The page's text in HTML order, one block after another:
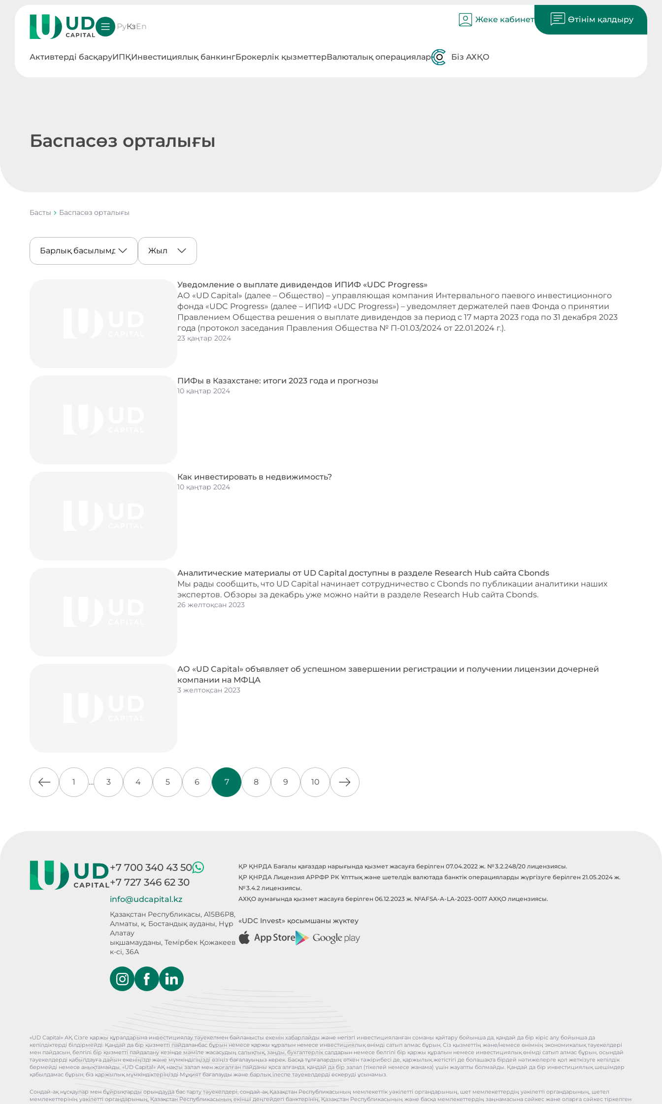
РуКзEn
Жеке кабинет Өтінім қалдыру
Активтерді басқаруИПҚИнвестициялық банкингБрокерлік қызметтерВалюталық операциялар Біз АХҚО
Баспасөз орталығы
Басты Баспасөз орталығы
Уведомление о выплате дивидендов ИПИФ «UDC Progress»
АО «UD Capital» (далее – Общество) – управляющая компания Интервального паевого инвестиционного
фонда «UDC Progress» (далее – ИПИФ «UDC Progress») – уведомляет держателей паев Фонда о принятии
Правлением Общества решения о выплате дивидендов за период с 17 марта 2023 года по 31 декабря 2023
года (протокол заседания Правления Общества № П-01.03/2024 от 22.01.2024 г.).
23 қаңтар 2024
ПИФы в Казахстане: итоги 2023 года и прогнозы
10 қаңтар 2024
Как инвестировать в недвижимость?
10 қаңтар 2024
Аналитические материалы от UD Capital доступны в разделе Research Hub сайта Cbonds
Мы рады сообщить, что UD Capital начинает сотрудничество с Cbonds по публикации аналитики наших
экспертов. Обзоры за декабрь уже можно найти в разделе Research Hub сайта Cbonds.
26 желтоқсан 2023
АО «UD Capital» объявляет об успешном завершении регистрации и получении лицензии дочерней
компании на МФЦА
3 желтоқсан 2023
1 … 3 4 5 6 7 8 9 10
+7 700 340 43 50
+7 727 346 62 30
info@udcapital.kz
Қазақстан Республикасы, A15B6P8,
Алматы, қ. Бостандық ауданы, Нұр
Алатау
ықшамауданы, Темірбек Қожакеев
к-сі, 36А
ҚР ҚНРДА Бағалы қағаздар нарығында қызмет жасауға берілген 07.04.2022 ж. № 3.2.248/20 лицензиясы.
ҚР ҚНРДА Лицензия АРРФР РК Ұлттық және шетелдік валютада банктік операцияларды жүргізуге берілген 21.05.2024 ж.
№ 3.4.2 лицензиясы.
АХҚО аумағында қызмет жасауға берілген 06.12.2023 ж. №AFSA-A-LA-2023-0017 АХҚО лицензиясы.
«UDC Invest» қосымшаны жүктеу
«UD Capital» АҚ Сізге қаржы құралдарына инвестициялау тәуекелмен байланысты екенін хабарлайды және негізгі инвестицияланған соманы қайтару бойынша да, қандай да бір кіріс алу бойынша да
кепілдіктерді білдірмейді. Қандай да бір қызметті пайдаланбас бұрын немесе қаржы құралын немесе инвестициялық өнімді сатып алмас бұрын, Сіз қызметтің және/немесе өнімнің экономикалық тәуекелдері
мен пайдасын, белгілі бір қызметті пайдалану кезінде мәміле жасасудың салықтық, заңды, бухгалтерлік салдарын немесе белгілі бір қаржы құралын немесе инвестициялық өнімді сатып алмас бұрын, осындай
тәуекелдерді қабылдауға дайын екеніңізді және мүмкіндігіңізді өзіңіз бағалауыңыз керек. Басқа тұлғалардың өткен тәжірибесі де, қаржылық жетістігі де болашақта бірдей нәтижелерге қол жеткізуге кепілдік
бермейді немесе анықтамайды. «UD Capital» АҚ нақты залал мен жоғалған пайданы қоса алғанда, қандай да бір залал (тікелей немесе жанама) үшін жауапты болмайды. Қандай да бір инвестициялық шешімдер
қабылдамас бұрын, біз қаржылық мүмкіндіктеріңізді Мұқият бағалауды және барлық ілеспе тәуекелдерді ескеруді ұсынамыз.
Сондай-ақ нұсқаулар мен бұйрықтарды орындауда бас тарту тәуекелдері, сондай-ақ Қазақстан Республикасының мемлекеттік уәкілетті органдарының, шет мемлекеттердің уәкілетті органдарының, шетел
мемлекеттерінің уәкілетті органдарының, Қазақстан Республикасының екінші деңгейдегі банктерінің, Қазақстан Республикасының және басқа мемлекеттердің заңнамасына сәйкес және оларға сәйкес тіркелген